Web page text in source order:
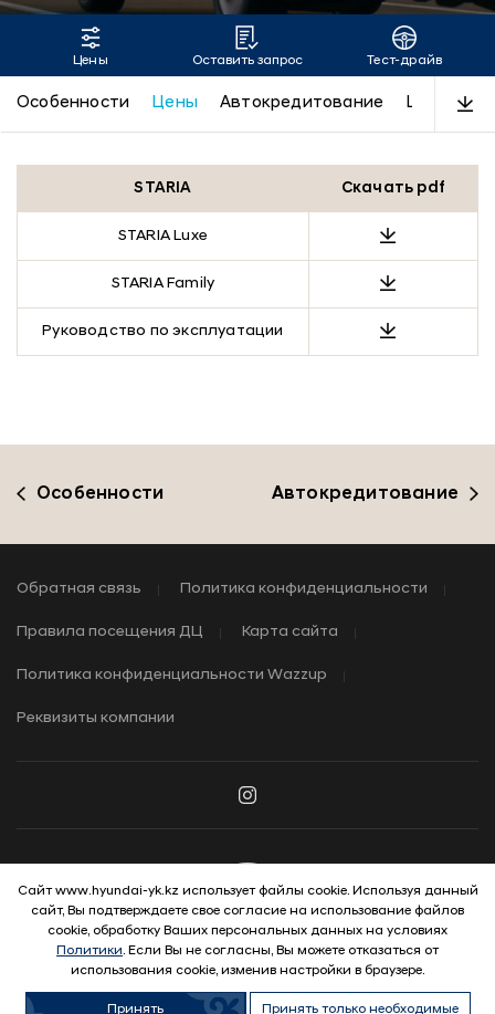
STARIA
Цены Оставить запрос Тест-драйв
Особенности Цены Автокредитование LUXE
STARIA Скачать pdf
STARIA Luxe
STARIA Family
Руководство по эксплуатации
Особенности Автокредитование
Обратная связь Политика конфиденциальности
Правила посещения ДЦ Карта сайта
Политика конфиденциальности Wazzup
Реквизиты компании
© 2026 Hyundai Motor Company
Сайт www.hyundai-yk.kz использует файлы cookie. Используя данный
сайт, Вы подтверждаете свое согласие на использование файлов
cookie, обработку Ваших персональных данных на условиях
Политики. Если Вы не согласны, Вы можете отказаться от
использования cookie, изменив настройки в браузере.
Принять Принять только необходимые